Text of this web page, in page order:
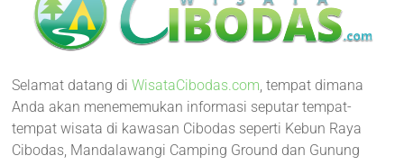
Selamat datang diWisataCibodas.com, tempat dimana
Anda akan menememukan informasi seputar tempat-
tempat wisata di kawasan Cibodas seperti Kebun Raya
Cibodas, Mandalawangi Camping Ground dan Gunung